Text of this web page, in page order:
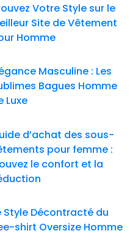
Votre Style sur le
Site de Vêtement
Homme
Masculine : Les
Bagues Homme
Luxe
d’achat des sous-
pour femme :
le confort et la
Style Décontracté du
shirt Oversize Homme